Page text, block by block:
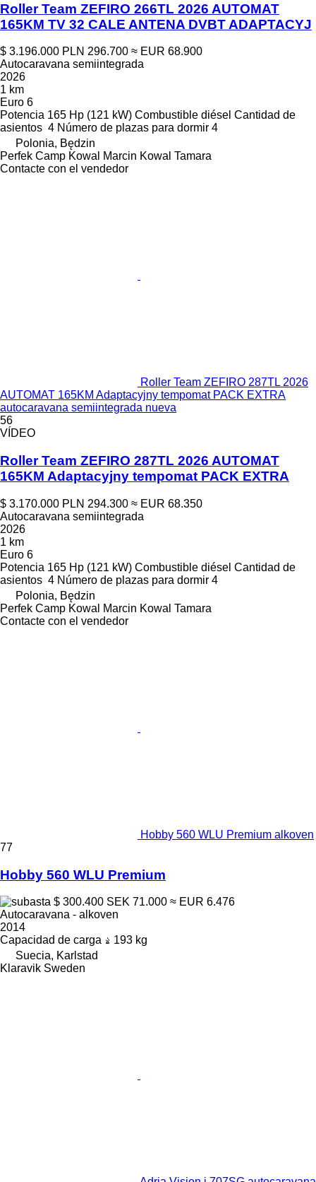
Roller Team ZEFIRO 266TL 2026 AUTOMAT
165KM TV 32 CALE ANTENA DVBT ADAPTACYJ
$ 3.196.000 PLN 296.700 ≈ EUR 68.900
Autocaravana semiintegrada
2026
1 km
Euro 6
Potencia 165 Hp (121 kW) Combustible diésel Cantidad de
asientos 4 Número de plazas para dormir 4
Polonia, Będzin
Perfek Camp Kowal Marcin Kowal Tamara
Contacte con el vendedor
Roller Team ZEFIRO 287TL 2026
AUTOMAT 165KM Adaptacyjny tempomat PACK EXTRA
autocaravana semiintegrada nueva
56
VÍDEO
Roller Team ZEFIRO 287TL 2026 AUTOMAT
165KM Adaptacyjny tempomat PACK EXTRA
$ 3.170.000 PLN 294.300 ≈ EUR 68.350
Autocaravana semiintegrada
2026
1 km
Euro 6
Potencia 165 Hp (121 kW) Combustible diésel Cantidad de
asientos 4 Número de plazas para dormir 4
Polonia, Będzin
Perfek Camp Kowal Marcin Kowal Tamara
Contacte con el vendedor
Hobby 560 WLU Premium alkoven
77
Hobby 560 WLU Premium
$ 300.400 SEK 71.000 ≈ EUR 6.476
Autocaravana - alkoven
2014
Capacidad de carga
193 kg
Suecia, Karlstad
Klaravik Sweden